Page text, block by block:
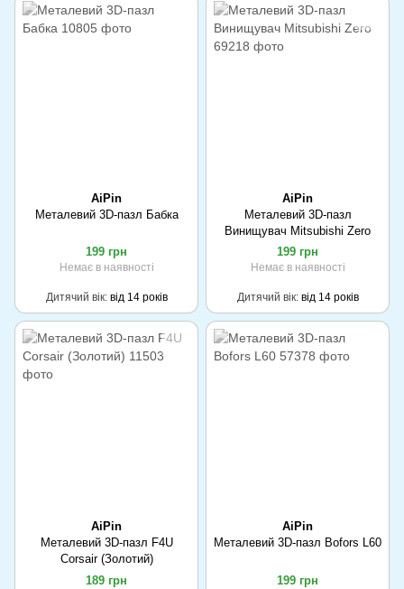
AiPin
Металевий 3D-пазл Бабка
199 грн
Немає в наявності
Дитячий вік від 14 років
AiPin
Металевий 3D-пазл
Винищувач Mitsubishi Zero
199 грн
Немає в наявності
Дитячий вік від 14 років
AiPin
Металевий 3D-пазл F4U
Corsair (Золотий)
189 грн
AiPin
Металевий 3D-пазл Bofors L60
199 грн